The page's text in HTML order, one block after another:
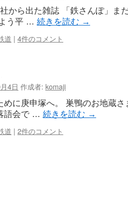
から出た雑誌 「鉄さんぽ」ま
う平 … 続きを読む →
道 | 4件のコメント
4日 作成者: komaji
めに庚申塚へ。 巣鴨のお地蔵
語会で … 続きを読む →
道 | 2件のコメント